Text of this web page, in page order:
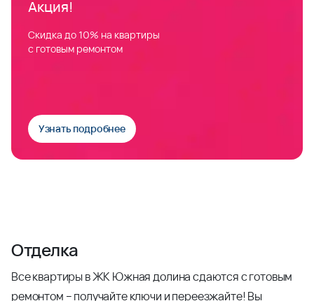
Акция!
Скидка до 10% на квартиры
с готовым ремонтом
Узнать подробнее
Отделка
Все квартиры в ЖК Южная долина сдаются с готовым
ремонтом – получайте ключи и переезжайте! Вы